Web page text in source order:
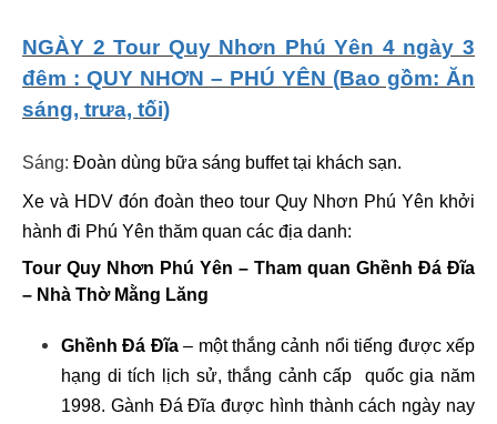
NGÀY 2 Tour Quy Nhơn Phú Yên 4 ngày 3
đêm : QUY NHƠN – PHÚ YÊN (Bao gồm: Ăn
sáng, trưa, tối)
Sáng: Đoàn dùng bữa sáng buffet tại khách sạn.
Xe và HDV đón đoàn theo tour Quy Nhơn Phú Yên khởi
hành đi Phú Yên thăm quan các địa danh:
Tour Quy Nhơn Phú Yên – Tham quan Ghềnh Đá Đĩa
– Nhà Thờ Mằng Lăng
Ghềnh Đá Đĩa– một thắng cảnh nổi tiếng được xếp
hạng di tích lịch sử, thắng cảnh cấp quốc gia năm
1998. Gành Đá Đĩa được hình thành cách ngày nay